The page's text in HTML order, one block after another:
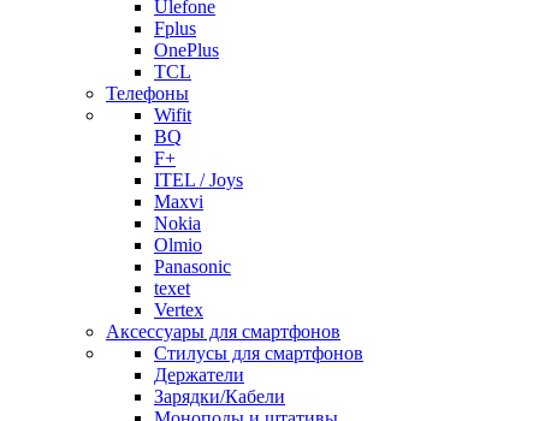
Ulefone
Fplus
OnePlus
TCL
Телефоны
Wifit
BQ
F+
ITEL / Joys
Maxvi
Nokia
Olmio
Panasonic
texet
Vertex
Аксессуары для смартфонов
Стилусы для смартфонов
Держатели
Зарядки/Кабели